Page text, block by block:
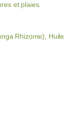
et plaies.
Rhizome),